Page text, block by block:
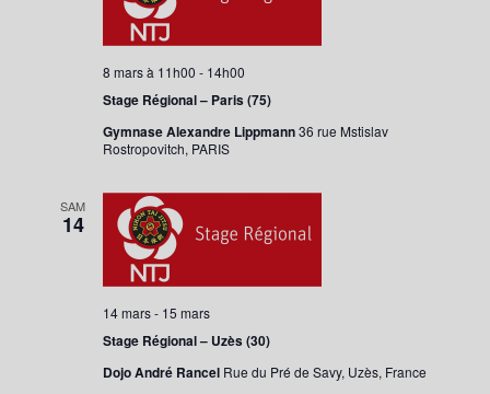
Stage Régional – Paris (75)
8 mars à 11h00 - 14h00
Gymnase Alexandre Lippmann36 rue Mstislav
Rostropovitch, PARIS
SAM
14
Stage Régional – Uzès (30)
14 mars- 15 mars
Dojo André Rancel Rue du Pré de Savy, Uzès, France